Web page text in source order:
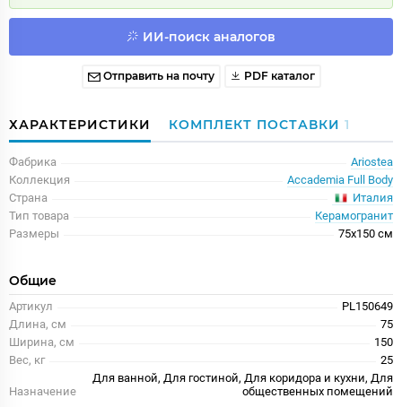
ИИ-поиск аналогов
Отправить на почту PDF каталог
ХАРАКТЕРИСТИКИ КОМПЛЕКТ ПОСТАВКИ 1
Фабрика
Ariostea
Коллекция
Accademia Full Body
Страна
Италия
Тип товара
Керамогранит
Размеры
75x150 см
Общие
Артикул
PL150649
Длина, см
75
Ширина, см
150
Вес, кг
25
Назначение
Для ванной, Для гостиной, Для коридора и кухни, Для
общественных помещений